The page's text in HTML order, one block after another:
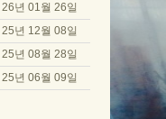
26년 01월 26일
25년 12월 08일
25년 08월 28일
25년 06월 09일